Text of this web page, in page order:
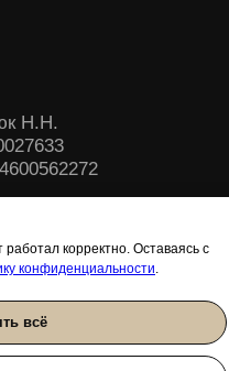
корректно. Оставаясь с
конфиденциальности.
всё